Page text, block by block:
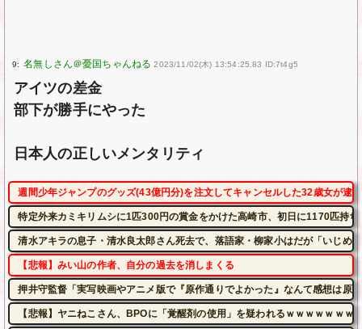
9: 2023/11/02(木) 13:54:25.83 ID:7t4g5
アイツの差金
部下が勝手にやった
日本人の正しいメンタリティ
週間少年ジャンプのグッズ(43億円分)を注文してキャンセルした32歳女が逮捕
特定外来カミキリムシに1匹300円の賞金をかけた高崎市、初日に1170匹持ち
清水アキラの息子・清水良太郎さん死去で、落語家・柳家小はだが「いじめ
【悲報】みい山の作者、自分の過去を消しまくる
押井守監督「実写映画やアニメ版で『原作通りでよかった』なんて感想は原
【悲報】ヤニねこさん、BPOに「覚醒剤の使用」を疑われるｗｗｗｗｗｗｗ